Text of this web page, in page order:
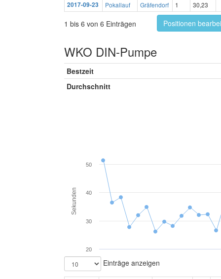
2017-09-23
Pokallauf Gräfendorf 1 30,23
1 bis 6 von 6 Einträgen Positionen
WKO DIN-Pumpe
Bestzeit
Durchschnitt
Sekunden
20
30
40
50
Einträge anzeigen